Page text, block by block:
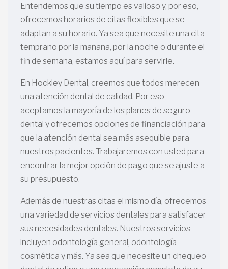
Entendemos que su tiempo es valioso y, por eso,
ofrecemos horarios de citas flexibles que se
adaptan a su horario. Ya sea que necesite una cita
temprano por la mañana, por la noche o durante el
fin de semana, estamos aquí para servirle.
En Hockley Dental, creemos que todos merecen
una atención dental de calidad. Por eso
aceptamos la mayoría de los planes de seguro
dental y ofrecemos opciones de financiación para
que la atención dental sea más asequible para
nuestros pacientes. Trabajaremos con usted para
encontrar la mejor opción de pago que se ajuste a
su presupuesto.
Además de nuestras citas el mismo día, ofrecemos
una variedad de servicios dentales para satisfacer
sus necesidades dentales. Nuestros servicios
incluyen odontología general, odontología
cosmética y más. Ya sea que necesite un chequeo